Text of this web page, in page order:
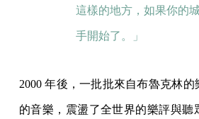
這樣的地方，如果你的
手開始了。」
2000 年後，一批批來自布魯克林
的音樂，震盪了全世界的樂評與聽